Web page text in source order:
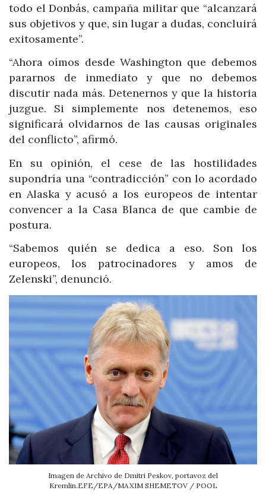
todo el Donbás, campaña militar que “alcanzará
sus objetivos y que, sin lugar a dudas, concluirá
exitosamente”.
“Ahora oímos desde Washington que debemos
pararnos de inmediato y que no debemos
discutir nada más. Detenernos y que la historia
juzgue. Si simplemente nos detenemos, eso
significará olvidarnos de las causas originales
del conflicto”, afirmó.
En su opinión, el cese de las hostilidades
supondría una “contradicción” con lo acordado
en Alaska y acusó a los europeos de intentar
convencer a la Casa Blanca de que cambie de
postura.
“Sabemos quién se dedica a eso. Son los
europeos, los patrocinadores y amos de
Zelenski”, denunció.
Imagen de Archivo de Dmitri Peskov, portavoz del
Kremlin.EFE/EPA/MAXIM SHEMETOV / POOL